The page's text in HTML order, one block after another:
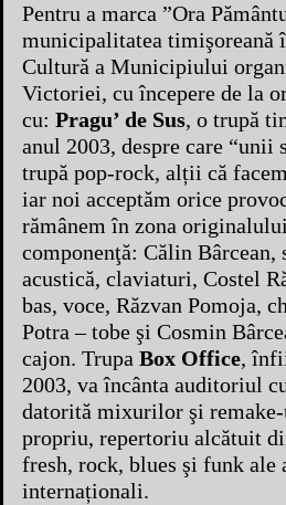
Pentru a marca ”Ora
municipalitatea timişoreană
Cultură a Municipiului
Victoriei, cu începere de la
cu: Pragu’ de Sus, o trupă
anul 2003, despre care “unii
trupă pop-rock, alții că
iar noi acceptăm orice
rămânem în zona
componenţă: Călin
acustică, claviaturi, Costel
bas, voce, Răzvan Pomoja,
Potra – tobe şi Cosmin
cajon. Trupa Box Office,
2003, va încânta auditoriul
datorită mixurilor şi
propriu, repertoriu alcătuit
fresh, rock, blues şi funk
internaționali.